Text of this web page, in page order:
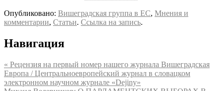
Опубликовано: Вишеградская группа в ЕС, Мнения и
комментарии, Статьи. Ссылка на запись.
Навигация
« Рецензия на первый номер нашего журнала Вишеградская
Европа / Центральноевропейский журнал в словацком
электронном научном журнале «Dejiny»